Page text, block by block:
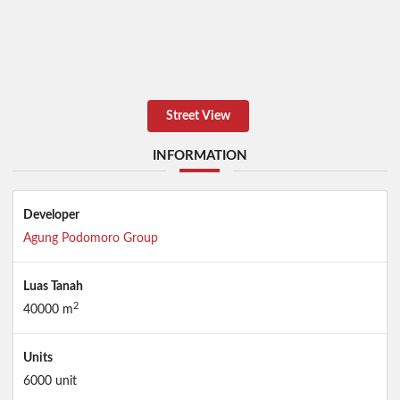
Street View
INFORMATION
Developer
Agung Podomoro Group
Luas Tanah
40000 m 2
Units
6000 unit